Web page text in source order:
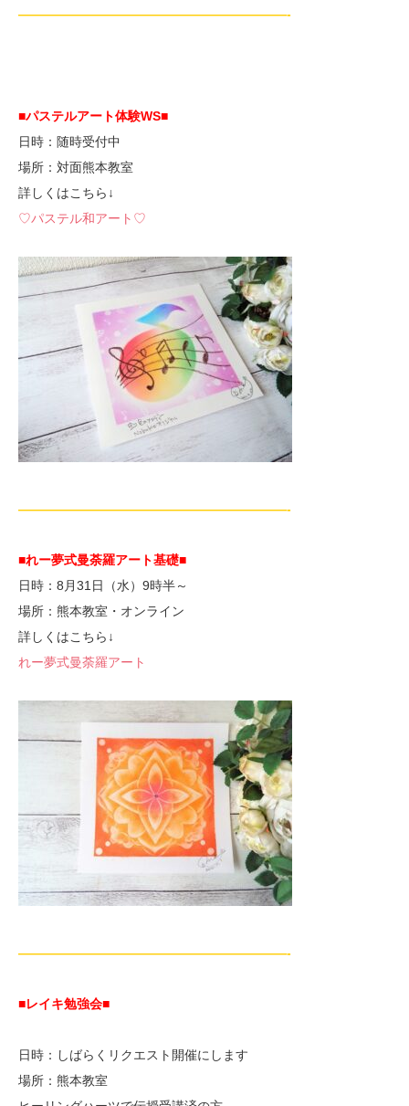
—————————————————————-
■パステルアート体験WS■
日時：随時受付中
場所：対面熊本教室
詳しくはこちら↓
♡パステル和アート♡
—————————————————————-
■れー夢式曼荼羅アート基礎■
日時：8月31日（水）9時半～
場所：熊本教室・オンライン
詳しくはこちら↓
れー夢式曼荼羅アート
—————————————————————-
■レイキ勉強会■
日時：しばらくリクエスト開催にします
場所：熊本教室